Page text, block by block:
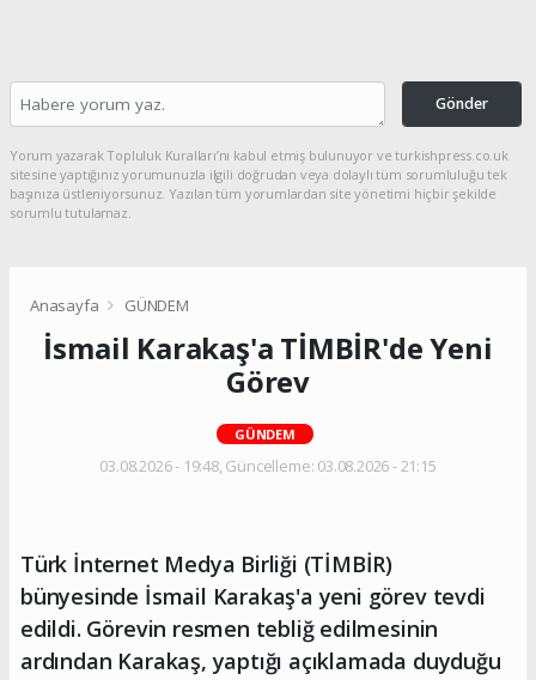
Gönder
Yorum yazarak Topluluk Kuralları’nı kabul etmiş bulunuyor ve turkishpress.co.uk
sitesine yaptığınız yorumunuzla ilgili doğrudan veya dolaylı tüm sorumluluğu tek
başınıza üstleniyorsunuz. Yazılan tüm yorumlardan site yönetimi hiçbir şekilde
sorumlu tutulamaz.
Anasayfa GÜNDEM
İsmail Karakaş'a TİMBİR'de Yeni
Görev
GÜNDEM
03.08.2026 - 19:48, Güncelleme: 03.08.2026 - 21:15
Türk İnternet Medya Birliği (TİMBİR)
bünyesinde İsmail Karakaş'a yeni görev tevdi
edildi. Görevin resmen tebliğ edilmesinin
ardından Karakaş, yaptığı açıklamada duyduğu